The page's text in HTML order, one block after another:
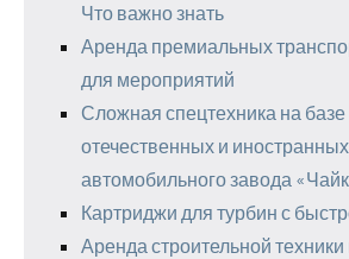
Что важно знать
Аренда премиальных
для мероприятий
Сложная спецтехника на базе
отечественных и
автомобильного завода
Картриджи для турбин с
Аренда строительной